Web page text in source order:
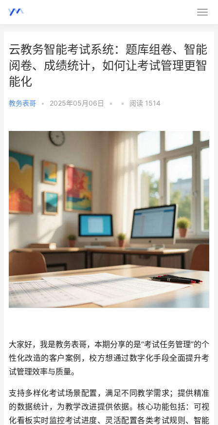
云教务智能考试系统：题库组卷、智能
阅卷、成绩统计，如何让考试管理更智
能化
教务表哥 • 2025年05月06日 • • 阅读 1514
大家好，我是教务表哥，本期分享的是“考试任务管理”的个
性化改造的客户案例，校方想通过数字化手段全面提升考
试管理效率与质量。
支持多样化考试场景配置，满足不同教学需求；提供精准
的数据统计，为教学改进提供依据。核心功能包括：可视
化看板实时监控考试进度、灵活配置各类考试规则、智能